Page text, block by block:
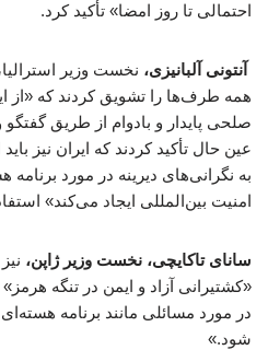
احتمالی تا روز امضا» تأکید کرد.
آنتونی آلبانیزی، نخست وزیر
همه طرف‌ها را تشویق کردند که «از
صلحی پایدار و بادوام از طریق گفتگو
عین حال تأکید کردند که ایران نیز
به نگرانی‌های دیرینه در مورد
امنیت بین‌المللی ایجاد می‌کند»
سانای تاکایچی، نخست وزیر ژاپن،
«کشتیرانی آزاد و ایمن در تنگه
در مورد مسائلی مانند برنامه
شود.»